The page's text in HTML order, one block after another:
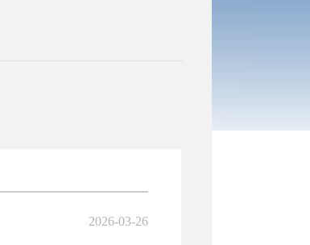
2026-03-26